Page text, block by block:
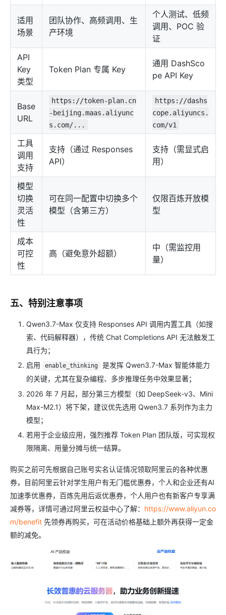
适用
场景
团队协作、高频调用、生
产环境
个人测试、低频
调用、POC 验
证
API
Key
类型
Token Plan 专属 Key
通用 DashSco
pe API Key
Base
URL
https://token-plan.cn
-beijing.maas.aliyunc
s.com/...
https://dashs
cope.aliyuncs.
com/v1
工具
调用
支持
支持（通过 Responses
API）
支持（需显式启
用）
模型
切换
灵活
性
可在同一配置中切换多个
模型（含第三方）
仅限百炼开放模
型
成本
可控
性
高（避免意外超额）
中（需监控用
量）
五、特别注意事项
Qwen3.7-Max 仅支持 Responses API 调用内置工具（如搜
索、代码解释器），传统 Chat Completions API 无法触发工
具行为；
启用
enable_thinking
是发挥 Qwen3.7-Max 智能体能力
的关键，尤其在复杂编程、多步推理任务中效果显著；
2026 年 7 月起，部分第三方模型（如 DeepSeek-v3、Mini
Max-M2.1）将下架，建议优先选用 Qwen3.7 系列作为主力
模型；
若用于企业级应用，强烈推荐 Token Plan 团队版，可实现权
限隔离、用量分摊与统一结算。
购买之前可先根据自己账号实名认证情况领取阿里云的各种优惠
券，目前阿里云针对学生用户有无门槛优惠券，个人和企业还有AI
加速季优惠券，百炼先用后返优惠券，个人用户也有新客户专享满
减券等，详情可通过阿里云权益中心了解： https://www.aliyun.co
m/benefit 先领券再购买，可在活动价格基础上额外再获得一定金
额的减免。